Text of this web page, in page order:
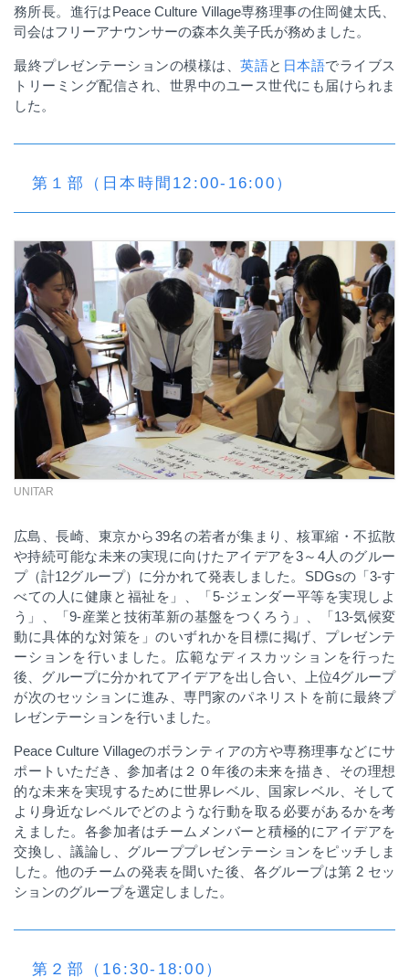
務所長。進行はPeace Culture Village専務理事の住岡健太氏、
司会はフリーアナウンサーの森本久美子氏が務めました。
最終プレゼンテーションの模様は、 英語と 日本語でライブス
トリーミング配信され、世界中のユース世代にも届けられま
した。
第１部（日本時間12:00-16:00）
UNITAR
広島、長崎、東京から39名の若者が集まり、核軍縮・不拡散
や持続可能な未来の実現に向けたアイデアを3～ 4人のグルー
プ（計12グループ）に分かれて発表しました。 SDGsの「3-す
べての人に健康と福祉を」、「5-ジェンダー平等を実現しよ
う」、「9-産業と技術革新の基盤をつくろう」、「13-気候変
動に具体的な対策を」のいずれかを目標に掲げ、プレゼンテ
ーションを行いました。広範なディスカッションを行った
後、グループに分かれてアイデアを出し合い、上位4グループ
が次のセッションに進み、専門家のパネリストを前に最終プ
レゼンテーションを行いました。
Peace Culture Villageのボランティアの方や専務理事などにサ
ポートいただき、参加者は２０年後の未来を描き、その理想
的な未来を実現するために世界レベル、国家レベル、そして
より身近なレベルでどのような行動を取る必要があるかを考
えました。各参加者はチームメンバーと積極的にアイデアを
交換し、議論し、グループプレゼンテーションをピッチしま
した。他のチームの発表を聞いた後、各グループは第 2 セッ
ションのグループを選定しました。
第２部（16:30-18:00）